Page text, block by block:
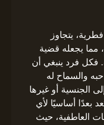
يتجاوز
مما يجعله قضية
فكل فرد ينبغي أن
والسماح له
الجنسية أو غيرها
بعدًا أساسيًا لأي
العاطفية، حيث